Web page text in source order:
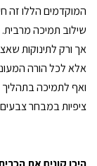
המוקדמים הללו זה
שילוב תמיכה
אך ורק לתינוקות
אלא לכל הורה
ואף לתמיכה בתהליך
ציפיות במבחר